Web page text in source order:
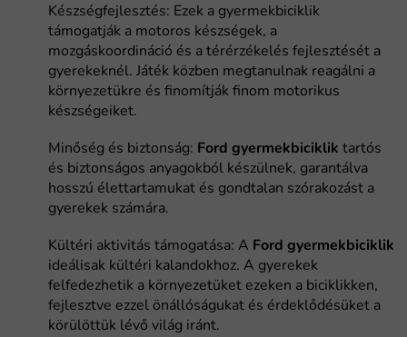
Készségfejlesztés: Ezek a gyermekbiciklik
támogatják a motoros készségek, a
mozgáskoordináció és a térérzékelés fejlesztését a
gyerekeknél. Játék közben megtanulnak reagálni a
környezetükre és finomítják finom motorikus
készségeiket.
Minőség és biztonság: Ford gyermekbiciklik tartós
és biztonságos anyagokból készülnek, garantálva
hosszú élettartamukat és gondtalan szórakozást a
gyerekek számára.
Kültéri aktivitás támogatása: A Ford gyermekbiciklik
ideálisak kültéri kalandokhoz. A gyerekek
felfedezhetik a környezetüket ezeken a biciklikken,
fejlesztve ezzel önállóságukat és érdeklődésüket a
körülöttük lévő világ iránt.